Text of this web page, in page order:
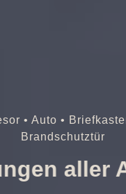
• Auto • Briefkasten
Brandschutztür
aller